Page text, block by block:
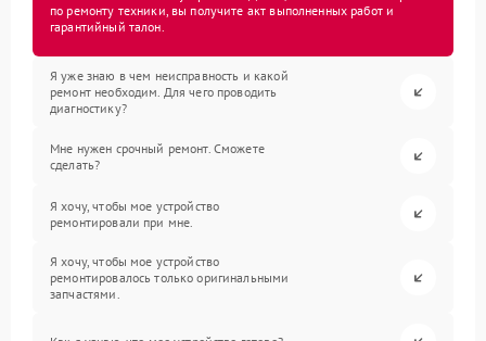
по ремонту техники, вы получите акт выполненных работ и
гарантийный талон.
Я уже знаю в чем неисправность и какой
ремонт необходим. Для чего проводить
диагностику?
Мне нужен срочный ремонт. Сможете
сделать?
Я хочу, чтобы мое устройство
ремонтировали при мне.
Я хочу, чтобы мое устройство
ремонтировалось только оригинальными
запчастями.